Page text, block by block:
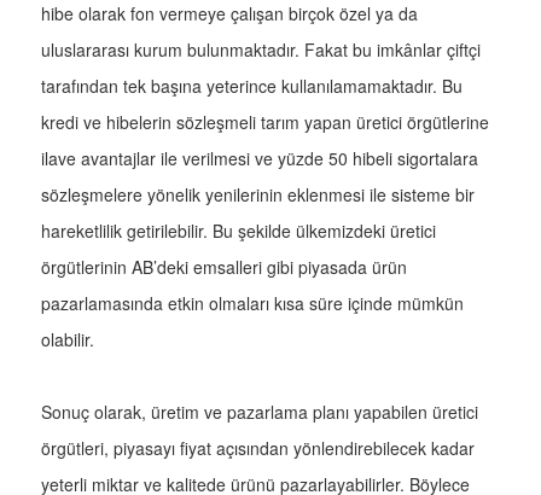
hibe olarak fon vermeye çalışan birçok özel ya da
uluslararası kurum bulunmaktadır. Fakat bu imkânlar çiftçi
tarafından tek başına yeterince kullanılamamaktadır. Bu
kredi ve hibelerin sözleşmeli tarım yapan üretici örgütlerine
ilave avantajlar ile verilmesi ve yüzde 50 hibeli sigortalara
sözleşmelere yönelik yenilerinin eklenmesi ile sisteme bir
hareketlilik getirilebilir. Bu şekilde ülkemizdeki üretici
örgütlerinin AB’deki emsalleri gibi piyasada ürün
pazarlamasında etkin olmaları kısa süre içinde mümkün
olabilir.
Sonuç olarak, üretim ve pazarlama planı yapabilen üretici
örgütleri, piyasayı fiyat açısından yönlendirebilecek kadar
yeterli miktar ve kalitede ürünü pazarlayabilirler. Böylece